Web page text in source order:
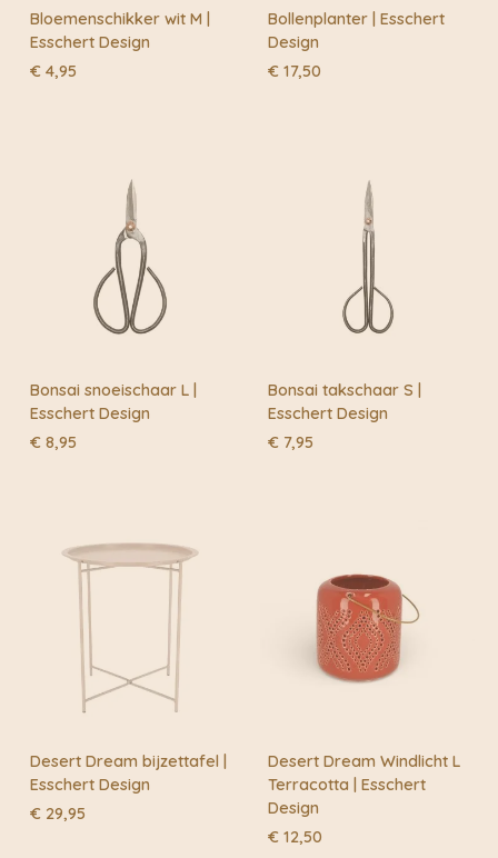
Bloemenschikker wit M |
Esschert Design
€ 4,95
Bollenplanter | Esschert
Design
€ 17,50
Bonsai snoeischaar L |
Esschert Design
€ 8,95
Bonsai takschaar S |
Esschert Design
€ 7,95
Desert Dream bijzettafel |
Esschert Design
€ 29,95
Desert Dream Windlicht L
Terracotta | Esschert
Design
€ 12,50